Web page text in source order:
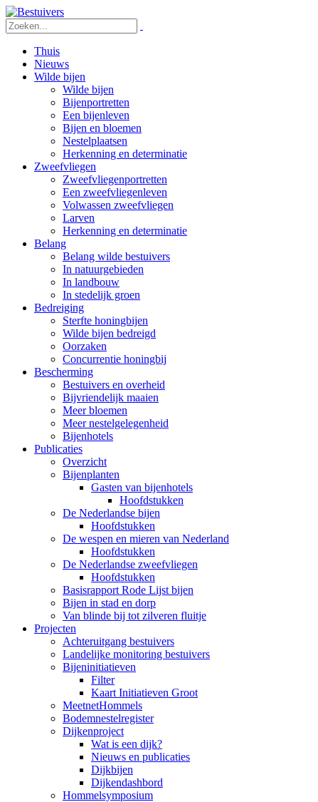
Thuis
Nieuws
Wilde bijen
Wilde bijen
Bijenportretten
Een bijenleven
Bijen en bloemen
Nestelplaatsen
Herkenning en determinatie
Zweefvliegen
Zweefvliegenportretten
Een zweefvliegenleven
Volwassen zweefvliegen
Larven
Herkenning en determinatie
Belang
Belang wilde bestuivers
In natuurgebieden
In landbouw
In stedelijk groen
Bedreiging
Sterfte honingbijen
Wilde bijen bedreigd
Oorzaken
Concurrentie honingbij
Bescherming
Bestuivers en overheid
Bijvriendelijk maaien
Meer bloemen
Meer nestelgelegenheid
Bijenhotels
Publicaties
Overzicht
Bijenplanten
Gasten van bijenhotels
Hoofdstukken
De Nederlandse bijen
Hoofdstukken
De wespen en mieren van Nederland
Hoofdstukken
De Nederlandse zweefvliegen
Hoofdstukken
Basisrapport Rode Lijst bijen
Bijen in stad en dorp
Van blinde bij tot zilveren fluitje
Projecten
Achteruitgang bestuivers
Landelijke monitoring bestuivers
Bijeninitiatieven
Filter
Kaart Initiatieven Groot
MeetnetHommels
Bodemnestelregister
Dijkenproject
Wat is een dijk?
Nieuws en publicaties
Dijkbijen
Dijkendashbord
Hommelsymposium